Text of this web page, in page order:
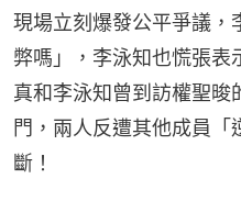
現場立刻爆發公平爭議，
弊嗎」，李泳知也慌張表
真和李泳知曾到訪權聖晙
門，兩人反遭其他成員
斷！